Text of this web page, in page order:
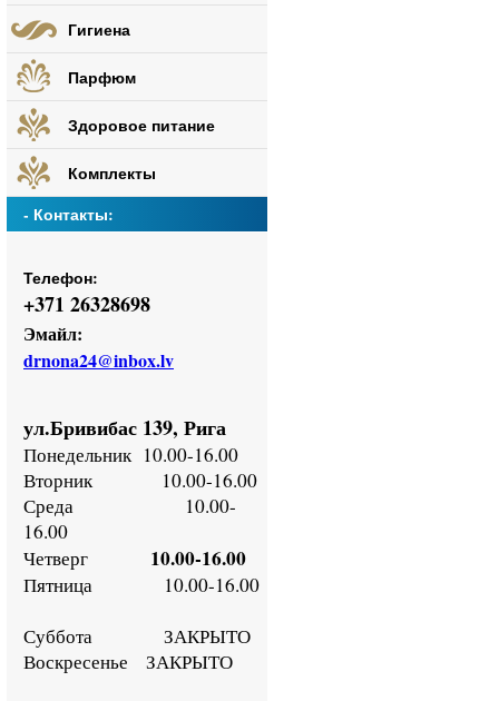
Гигиена
Парфюм
Здоровое питание
Комплекты
- Контакты:
Телефон:
+371 26328698
Эмайл:
drnona24@inbox.lv
ул.Бривибас 139, Рига
Понедельник 10.00-16.00
Вторник 10.00-16.00
Среда 10.00-
16.00
Четверг 10.00-16.00
Пятница 10.00-16.00
Суббота ЗАКРЫТО
Воскресенье ЗАКРЫТО